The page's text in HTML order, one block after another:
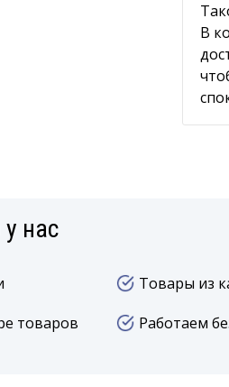
В
нас
Товары из
товаров
Работаем